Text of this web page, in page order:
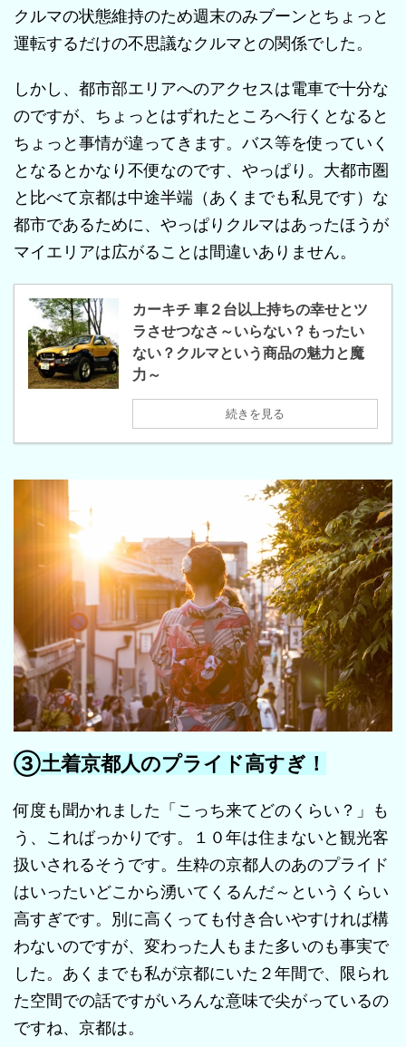
クルマの状態維持のため週末のみブーンとちょっと
運転するだけの不思議なクルマとの関係でした。
しかし、都市部エリアへのアクセスは電車で十分な
のですが、ちょっとはずれたところへ行くとなると
ちょっと事情が違ってきます。バス等を使っていく
となるとかなり不便なのです、やっぱり。大都市圏
と比べて京都は中途半端（あくまでも私見です）な
都市であるために、やっぱりクルマはあったほうが
マイエリアは広がることは間違いありません。
カーキチ 車２台以上持ちの幸せとツ
ラさせつなさ～いらない？もったい
ない？クルマという商品の魅力と魔
力～
続きを見る
③土着京都人のプライド高すぎ！
何度も聞かれました「こっち来てどのくらい？」も
う、こればっかりです。１０年は住まないと観光客
扱いされるそうです。生粋の京都人のあのプライド
はいったいどこから湧いてくるんだ～というくらい
高すぎです。別に高くっても付き合いやすければ構
わないのですが、変わった人もまた多いのも事実で
した。あくまでも私が京都にいた２年間で、限られ
た空間での話ですがいろんな意味で尖がっているの
ですね、京都は。